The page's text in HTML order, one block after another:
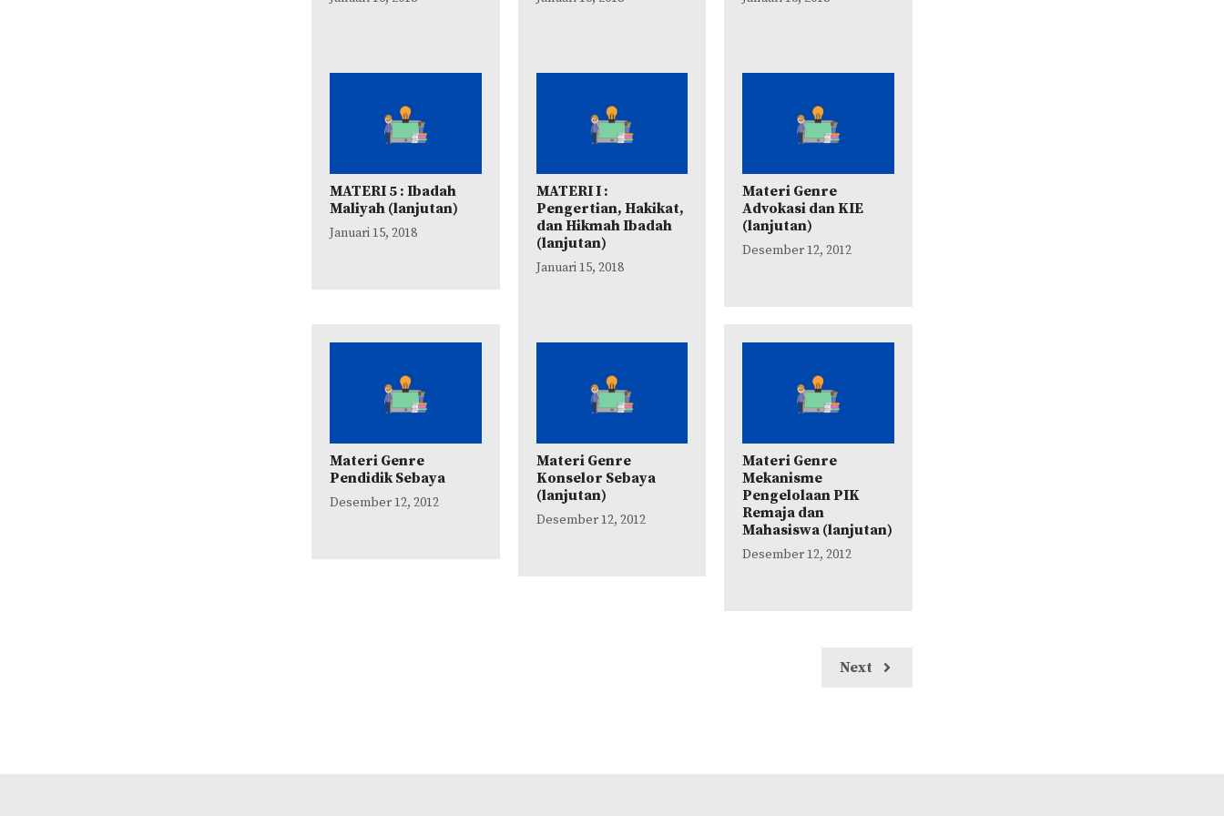
MATERI 5 : Ibadah
Maliyah (lanjutan)
Januari 15, 2018
MATERI I :
Pengertian, Hakikat,
dan Hikmah Ibadah
(lanjutan)
Januari 15, 2018
Materi Genre
Advokasi dan KIE
(lanjutan)
Desember 12, 2012
Materi Genre
Pendidik Sebaya
Desember 12, 2012
Materi Genre
Konselor Sebaya
(lanjutan)
Desember 12, 2012
Materi Genre
Mekanisme
Pengelolaan PIK
Remaja dan
Mahasiswa (lanjutan)
Desember 12, 2012
Next